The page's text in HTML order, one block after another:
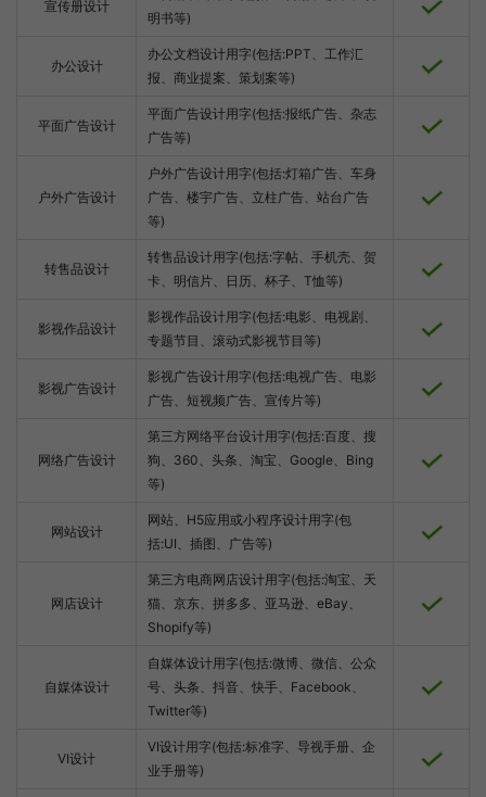
宣传册设计
明书等)
办公设计
办公文档设计用字(包括:PPT、工作汇
报、商业提案、策划案等)
平面广告设计
平面广告设计用字(包括:报纸广告、杂志
广告等)
户外广告设计
户外广告设计用字(包括:灯箱广告、车身
广告、楼宇广告、立柱广告、站台广告
等)
转售品设计
转售品设计用字(包括:字帖、手机壳、贺
卡、明信片、日历、杯子、T恤等)
影视作品设计
影视作品设计用字(包括:电影、电视剧、
专题节目、滚动式影视节目等)
影视广告设计
影视广告设计用字(包括:电视广告、电影
广告、短视频广告、宣传片等)
网络广告设计
第三方网络平台设计用字(包括:百度、搜
狗、360、头条、淘宝、Google、Bing
等)
网站设计
网站、H5应用或小程序设计用字(包
括:UI、插图、广告等)
网店设计
第三方电商网店设计用字(包括:淘宝、天
猫、京东、拼多多、亚马逊、eBay、
Shopify等)
自媒体设计
自媒体设计用字(包括:微博、微信、公众
号、头条、抖音、快手、Facebook、
Twitter等)
VI设计
VI设计用字(包括:标准字、导视手册、企
业手册等)